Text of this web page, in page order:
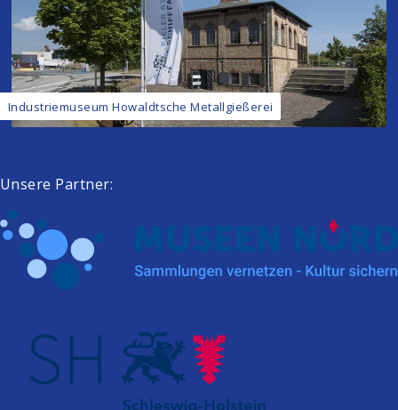
Industriemuseum Howaldtsche Metallgießerei
Unsere Partner: